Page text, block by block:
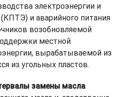
электроэнергии и
и аварийного питания
возобновляемой
местной
вырабатываемой из
из угольных пластов.
замены масла